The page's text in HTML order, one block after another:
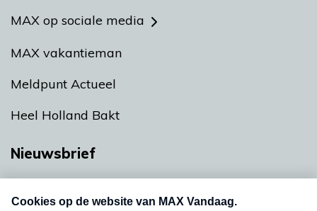
MAX op sociale media
MAX vakantieman
Meldpunt Actueel
Heel Holland Bakt
Nieuwsbrief
Neem hier een gratis abonnement op onze
nieuwsbrief. Elke vrijdag- en dinsdagochtend in